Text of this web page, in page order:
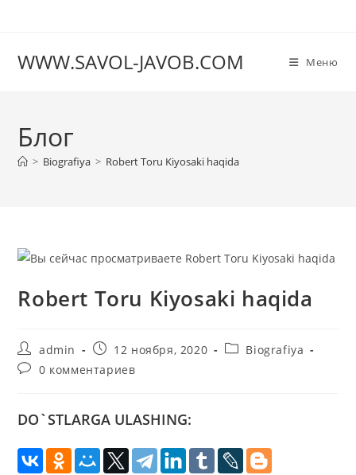
WWW.SAVOL-JAVOB.COM Меню
Блог
> Biografiya > Robert Toru Kiyosaki haqida
Robert Toru Kiyosaki haqida
Автор
записи:
admin
Запись12 ноября, 2020
Рубрика
Biografiya
Комментарии
0 комментариев
DO`STLARGA ULASHING: